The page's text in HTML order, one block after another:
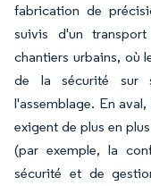
fabrication de
suivis d'un
chantiers urbains, où
de la sécurité sur
l'assemblage. En
exigent de plus en
(par exemple, la
sécurité et de